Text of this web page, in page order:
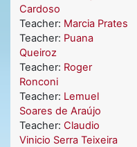
Cardoso
Teacher: Marcia Prates
Teacher: Puana
Queiroz
Teacher: Roger
Ronconi
Teacher: Lemuel
Soares de Araújo
Teacher: Claudio
Vinicio Serra Teixeira